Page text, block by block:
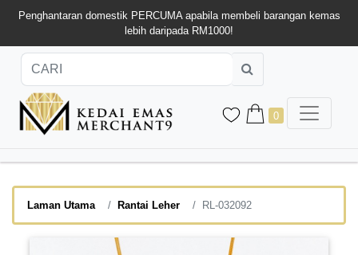
Penghantaran domestik PERCUMA apabila membeli barangan kemas
lebih daripada RM1000!
0
Laman Utama Rantai Leher RL-032092